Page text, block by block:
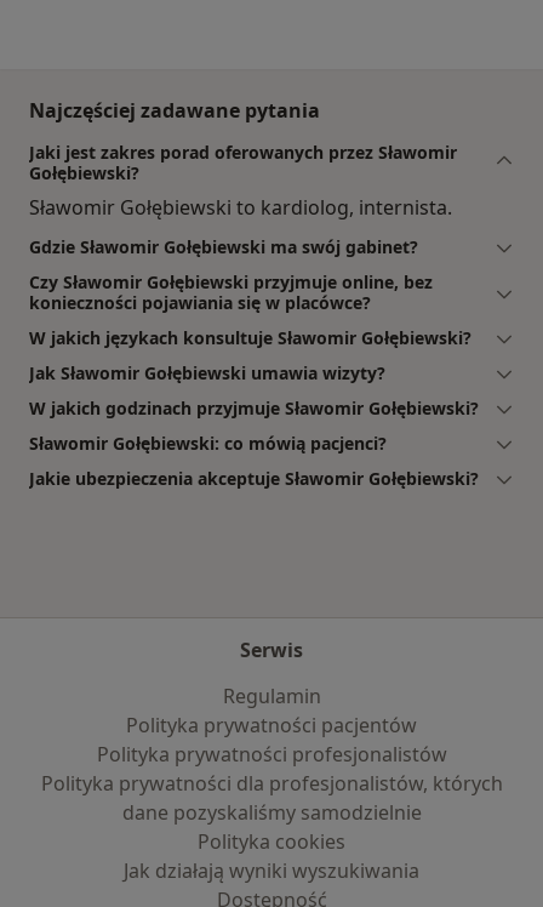
Najczęściej zadawane pytania
Jaki jest zakres porad oferowanych przez Sławomir
Gołębiewski?
Sławomir Gołębiewski to kardiolog, internista.
Gdzie Sławomir Gołębiewski ma swój gabinet?
Czy Sławomir Gołębiewski przyjmuje online, bez
konieczności pojawiania się w placówce?
W jakich językach konsultuje Sławomir Gołębiewski?
Jak Sławomir Gołębiewski umawia wizyty?
W jakich godzinach przyjmuje Sławomir Gołębiewski?
Sławomir Gołębiewski: co mówią pacjenci?
Jakie ubezpieczenia akceptuje Sławomir Gołębiewski?
Serwis
Regulamin
Polityka prywatności pacjentów
Polityka prywatności profesjonalistów
Polityka prywatności dla profesjonalistów, których
dane pozyskaliśmy samodzielnie
Polityka cookies
Jak działają wyniki wyszukiwania
Dostępność